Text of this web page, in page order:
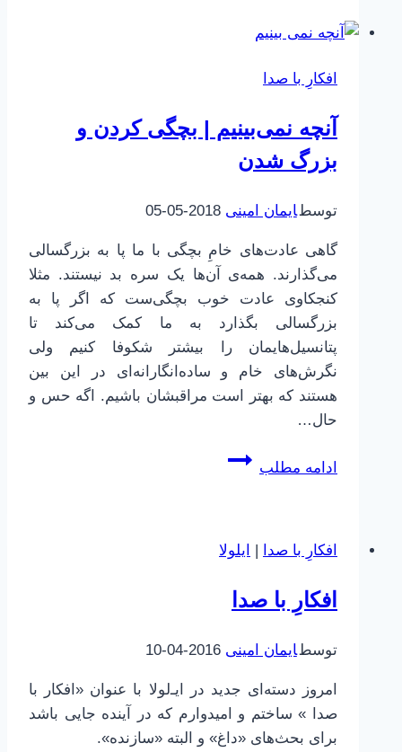
آسیب‌پذیری
افکارِ با صدا
آنچه نمی‌بینیم | بچگی کردن و
بزرگ شدن
توسطایمان امینی 2018-05-05
گاهی عادت‌های خامِ بچگی با ما پا به بزرگسالی
می‌گذارند. همه‌ی آن‌ها یک سره بد نیستند. مثلا
کنجکاوی عادت خوب بچگی‌ست که اگر پا به
بزرگسالی بگذارد به ما کمک می‌کند تا
پتانسیل‌هایمان را بیشتر شکوفا کنیم ولی
نگرش‌های خام و ساده‌انگارانه‌ای در این بین
هستند که بهتر است مراقبشان باشیم. اگه حس و
حال…
ادامه مطلب
آنچه
کردن
بزرگ
افکارِ با صدا | ایلولا
افکارِ با صدا
توسطایمان امینی 2016-04-10
امروز دسته‌ای جدید در ایـ‌لولا با عنوان «افکار با
صدا » ساختم و امیدوارم که در آینده جایی باشد
برای بحث‌های «داغ» و البته «سازنده».